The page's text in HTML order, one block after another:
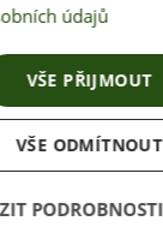
údajů
VŠE PŘIJMOUT
VŠE ODMÍTNOUT
PODROBNOSTI